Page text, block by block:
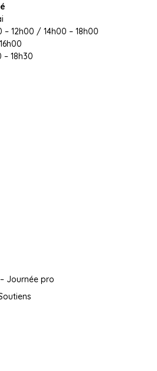
– 12h00 / 14h00 – 18h00
– 18h30
Journée pro